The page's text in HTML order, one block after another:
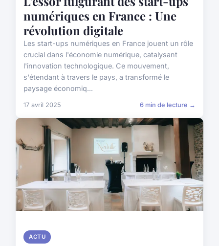
numériques en France : Une
révolution digitale
Les start-ups numériques en France jouent un rôle
crucial dans l'économie numérique, catalysant
l'innovation technologique. Ce mouvement,
s'étendant à travers le pays, a transformé le
paysage économiq...
17 avril 2025 6 min de lecture →
ACTU